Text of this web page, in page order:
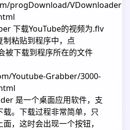
progDownload/VDownloader-
下载YouTube的视频为.flv
粘贴到程序中，点
被下载到程序所在的文件
Youtube-Grabber/3000-
是一个桌面应用软件，支
。下载过程非常简单，只
，这时会出现一个按钮，